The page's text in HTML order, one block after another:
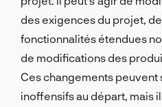
des exigences du projet,
fonctionnalités étendues
de modifications des
Ces changements peuvent
inoffensifs au départ, mais